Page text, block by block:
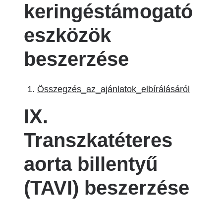
keringéstámogató
eszközök
beszerzése
Összegzés_az_ajánlatok_elbírálásáról
IX.
Transzkatéteres
aorta billentyű
(TAVI) beszerzése